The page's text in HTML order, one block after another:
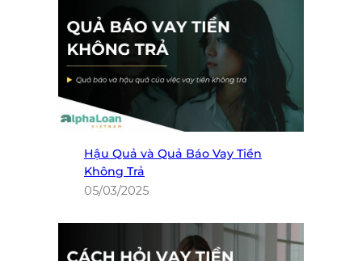
Hậu Quả và Quả Báo Vay Tiền
Không Trả
05/03/2025